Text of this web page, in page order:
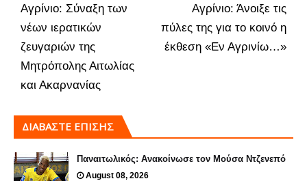
Αγρίνιο: Άνοιξε τις
πύλες της για το κοινό η
έκθεση «Εν Αγρινίω…»
Αγρίνιο: Σύναξη των
νέων ιερατικών
ζευγαριών της
Μητρόπολης Αιτωλίας
και Ακαρνανίας
ΔΙΑΒΑΣΤΕ ΕΠΙΣΗΣ
Παναιτωλικός: Ανακοίνωσε τον Μούσα Ντζενεπό
August 08, 2026